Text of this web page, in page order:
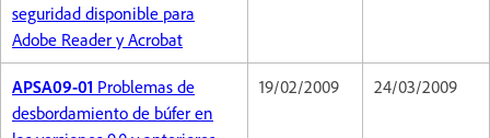
seguridad disponible para
Adobe Reader y Acrobat
APSA09-01 Problemas de
desbordamiento de búfer en
19/02/2009 24/03/2009